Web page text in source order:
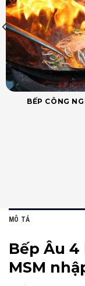
BẾP CÔNG
MÔ TẢ
Bếp Âu
MSM